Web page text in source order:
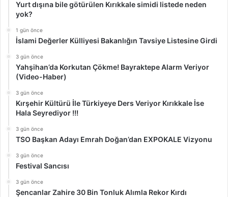
Yurt dışına bile götürülen Kırıkkale simidi listede neden
yok?
1 gün önce
İslami Değerler Külliyesi Bakanlığın Tavsiye Listesine Girdi
3 gün önce
Yahşihan’da Korkutan Çökme! Bayraktepe Alarm Veriyor
(Video-Haber)
3 gün önce
Kırşehir Kültürü İle Türkiyeye Ders Veriyor Kırıkkale İse
Hala Seyrediyor !!!
3 gün önce
TSO Başkan Adayı Emrah Doğan’dan EXPOKALE Vizyonu
3 gün önce
Festival Sancısı
3 gün önce
Şencanlar Zahire 30 Bin Tonluk Alımla Rekor Kırdı